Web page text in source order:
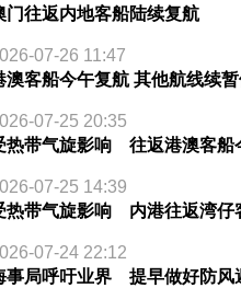
门往返内地客船陆续复航
07-26 11:47
澳客船今午复航 其他航线续
07-25 20:35
热带气旋影响 往返港澳客船
07-25 14:39
热带气旋影响 内港往返湾仔
07-24 22:12
事局呼吁业界 提早做好防风